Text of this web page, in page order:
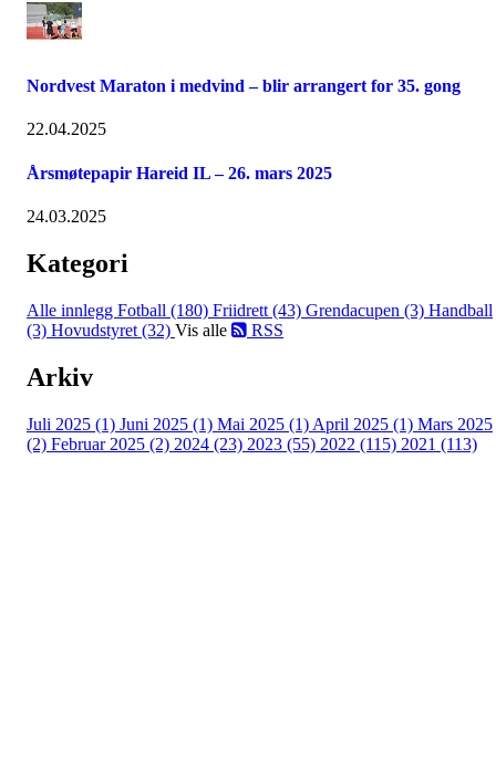
Nordvest Maraton i medvind – blir arrangert for 35. gong
22.04.2025
Årsmøtepapir Hareid IL – 26. mars 2025
24.03.2025
Kategori
Alle innlegg Fotball (180) Friidrett (43) Grendacupen (3) Handball
(3) Hovudstyret (32) Vis alle RSS
Arkiv
Juli 2025 (1) Juni 2025 (1) Mai 2025 (1) April 2025 (1) Mars 2025
(2) Februar 2025 (2) 2024 (23) 2023 (55) 2022 (115) 2021 (113)